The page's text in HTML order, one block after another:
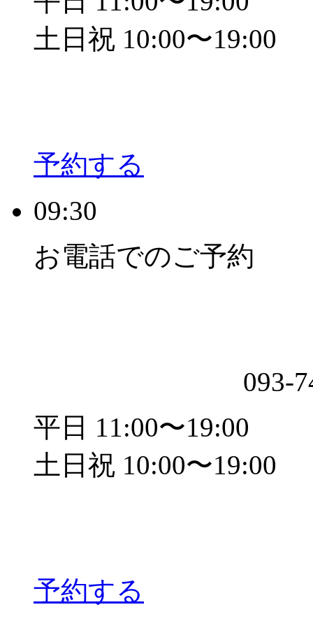
土日祝 10:00〜19:00
予約する
09:30
お電話でのご予約
093-
平日 11:00〜19:00
土日祝 10:00〜19:00
予約する